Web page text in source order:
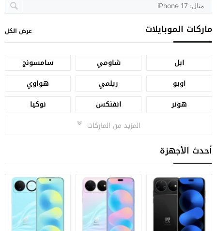
ماركات الموبايلات عرض الكل
ابل شاومي
سامسونج
اوبو
ريلمي
هواوي
هونر
انفنكس
نوكيا
المزيد من الماركات
أحدث الأجهزة